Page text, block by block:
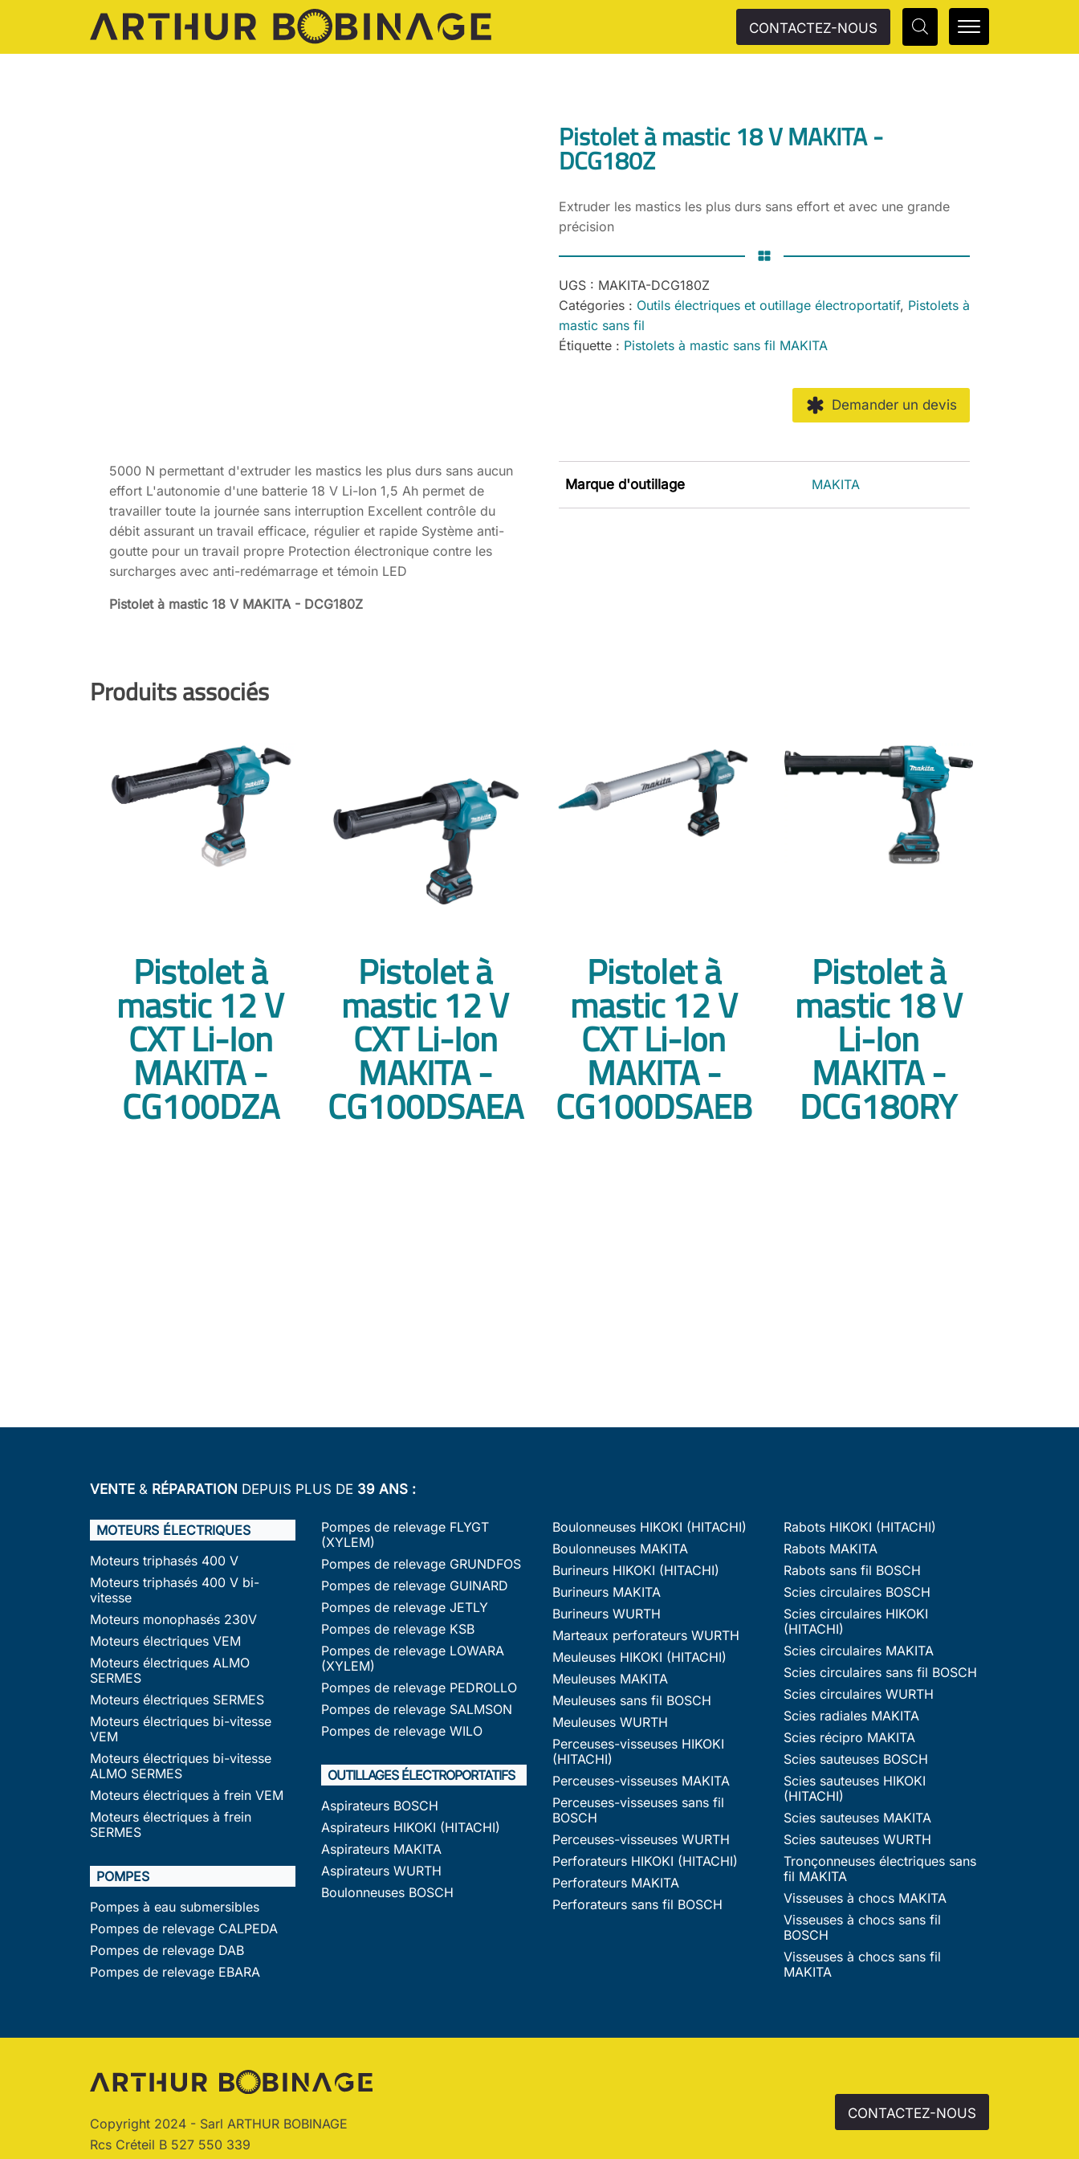
CONTACTEZ-NOUS
Pistolet à mastic 18 V MAKITA -
DCG180Z
Extruder les mastics les plus durs sans effort et avec une grande
précision
UGS : MAKITA-DCG180Z
Catégories : Outils électriques et outillage électroportatif, Pistolets à
mastic sans fil
Étiquette : Pistolets à mastic sans fil MAKITA
Demander un devis
5000 N permettant d'extruder les mastics les plus durs sans aucun
effort L'autonomie d'une batterie 18 V Li-Ion 1,5 Ah permet de
travailler toute la journée sans interruption Excellent contrôle du
débit assurant un travail efficace, régulier et rapide Système anti-
goutte pour un travail propre Protection électronique contre les
surcharges avec anti-redémarrage et témoin LED
Pistolet à mastic 18 V MAKITA - DCG180Z
Marque d'outillage MAKITA
Produits associés
Pistolet à
mastic 12 V
CXT Li-Ion
MAKITA -
CG100DZA
Pistolet à
mastic 12 V
CXT Li-Ion
MAKITA -
CG100DSAEA
Pistolet à
mastic 12 V
CXT Li-Ion
MAKITA -
CG100DSAEB
Pistolet à
mastic 18 V
Li-Ion
MAKITA -
DCG180RY
VENTE & RÉPARATION DEPUIS PLUS DE 39 ANS :
MOTEURS ÉLECTRIQUES
Moteurs triphasés 400 V
Moteurs triphasés 400 V bi-
vitesse
Moteurs monophasés 230V
Moteurs électriques VEM
Moteurs électriques ALMO
SERMES
Moteurs électriques SERMES
Moteurs électriques bi-vitesse
VEM
Moteurs électriques bi-vitesse
ALMO SERMES
Moteurs électriques à frein VEM
Moteurs électriques à frein
SERMES
POMPES
Pompes à eau submersibles
Pompes de relevage CALPEDA
Pompes de relevage DAB
Pompes de relevage EBARA
Pompes de relevage FLYGT
(XYLEM)
Pompes de relevage GRUNDFOS
Pompes de relevage GUINARD
Pompes de relevage JETLY
Pompes de relevage KSB
Pompes de relevage LOWARA
(XYLEM)
Pompes de relevage PEDROLLO
Pompes de relevage SALMSON
Pompes de relevage WILO
OUTILLAGES ÉLECTROPORTATIFS
Aspirateurs BOSCH
Aspirateurs HIKOKI (HITACHI)
Aspirateurs MAKITA
Aspirateurs WURTH
Boulonneuses BOSCH
Boulonneuses HIKOKI (HITACHI)
Boulonneuses MAKITA
Burineurs HIKOKI (HITACHI)
Burineurs MAKITA
Burineurs WURTH
Marteaux perforateurs WURTH
Meuleuses HIKOKI (HITACHI)
Meuleuses MAKITA
Meuleuses sans fil BOSCH
Meuleuses WURTH
Perceuses-visseuses HIKOKI
(HITACHI)
Perceuses-visseuses MAKITA
Perceuses-visseuses sans fil
BOSCH
Perceuses-visseuses WURTH
Perforateurs HIKOKI (HITACHI)
Perforateurs MAKITA
Perforateurs sans fil BOSCH
Rabots HIKOKI (HITACHI)
Rabots MAKITA
Rabots sans fil BOSCH
Scies circulaires BOSCH
Scies circulaires HIKOKI
(HITACHI)
Scies circulaires MAKITA
Scies circulaires sans fil BOSCH
Scies circulaires WURTH
Scies radiales MAKITA
Scies récipro MAKITA
Scies sauteuses BOSCH
Scies sauteuses HIKOKI
(HITACHI)
Scies sauteuses MAKITA
Scies sauteuses WURTH
Tronçonneuses électriques sans
fil MAKITA
Visseuses à chocs MAKITA
Visseuses à chocs sans fil
BOSCH
Visseuses à chocs sans fil
MAKITA
Copyright 2024 - Sarl ARTHUR BOBINAGE
Rcs Créteil B 527 550 339
CONTACTEZ-NOUS